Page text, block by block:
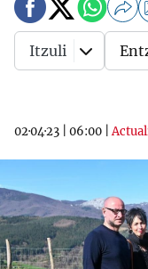
02·04·23 06:00 |
Itzuli